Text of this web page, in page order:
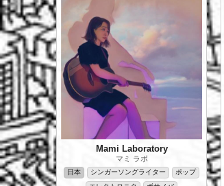
Mami Laboratory
マミ ラボ
日本 シンガーソングライター
ポップ